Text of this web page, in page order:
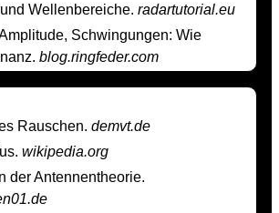
Wellenbereiche. radartutorial.eu
Schwingungen: Wie
blog.ringfeder.com
Rauschen. demvt.de
wikipedia.org
der Antennentheorie.